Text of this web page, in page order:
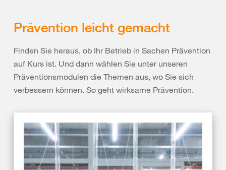
Prävention leicht gemacht
Finden Sie heraus, ob Ihr Betrieb in Sachen Prävention
auf Kurs ist. Und dann wählen Sie unter unseren
Präventionsmodulen die Themen aus, wo Sie sich
verbessern können. So geht wirksame Prävention.